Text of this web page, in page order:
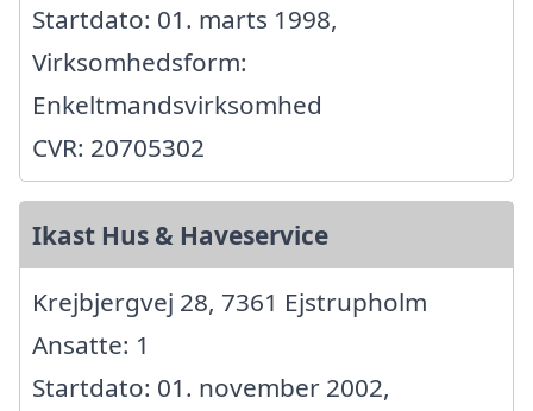
Startdato: 01. marts 1998,
Virksomhedsform:
Enkeltmandsvirksomhed
CVR: 20705302
Ikast Hus & Haveservice
Krejbjergvej 28, 7361 Ejstrupholm
Ansatte: 1
Startdato: 01. november 2002,